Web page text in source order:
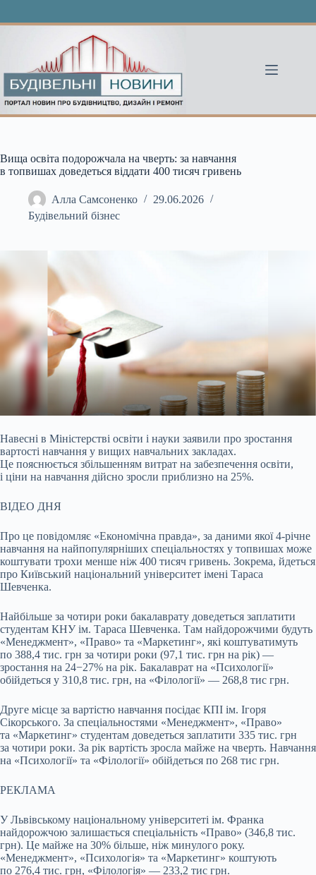
Вища освіта подорожчала на чверть: за навчання
в топвишах доведеться віддати 400 тисяч гривень
Алла Самсоненко
29.06.2026
Будівельний бізнес
Навесні в Міністерстві освіти і науки заявили про зростання
вартості навчання у вищих навчальних закладах.
Це пояснюється збільшенням витрат на забезпечення освіти,
і ціни на навчання дійсно зросли приблизно на 25%.
ВІДЕО ДНЯ
Про це повідомляє «Економічна правда», за даними якої 4-річне
навчання на найпопулярніших спеціальностях у топвишах може
коштувати трохи менше ніж 400 тисяч гривень. Зокрема, йдеться
про Київський національний університет імені Тараса
Шевченка.
Найбільше за чотири роки бакалаврату доведеться заплатити
студентам КНУ ім. Тараса Шевченка. Там найдорожчими будуть
«Менеджмент», «Право» та «Маркетинг», які коштуватимуть
по 388,4 тис. грн за чотири роки (97,1 тис. грн на рік) —
зростання на 24−27% на рік. Бакалаврат на «Психології»
обійдеться у 310,8 тис. грн, на «Філології» — 268,8 тис грн.
Друге місце за вартістю навчання посідає КПІ ім. Ігоря
Сікорського. За спеціальностями «Менеджмент», «Право»
та «Маркетинг» студентам доведеться заплатити 335 тис. грн
за чотири роки. За рік вартість зросла майже на чверть. Навчання
на «Психології» та «Філології» обійдеться по 268 тис грн.
РЕКЛАМА
У Львівському національному університеті ім. Франка
найдорожчою залишається спеціальність «Право» (346,8 тис.
грн). Це майже на 30% більше, ніж минулого року.
«Менеджмент», «Психологія» та «Маркетинг» коштують
по 276,4 тис. грн, «Філологія» — 233,2 тис грн.